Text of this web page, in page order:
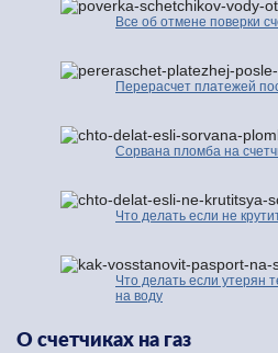
Все об отмене поверки
Перерасчет платежей
Сорвана пломба на
Что делать если не
Что делать если утерян
на воду
О счетчиках на газ